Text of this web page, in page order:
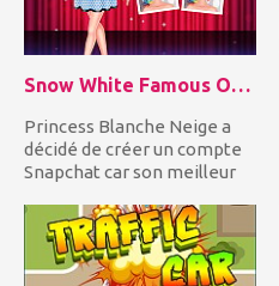
Snow White Famous On Snapchat
Princess Blanche Neige a
décidé de créer un compte
Snapchat car son meilleur